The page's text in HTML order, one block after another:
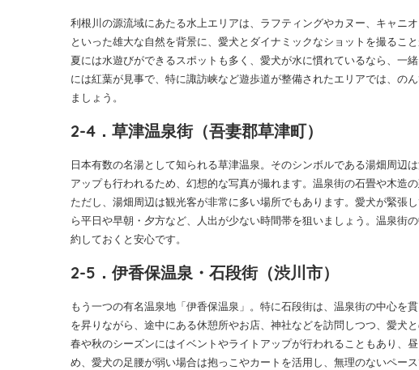
利根川の源流域にあたる水上エリアは、ラフティングやカヌー、キャニ
といった雄大な自然を背景に、愛犬とダイナミックなショットを撮ること
夏には水遊びができるスポットも多く、愛犬が水に慣れているなら、一
には紅葉が見事で、特に諏訪峡など遊歩道が整備されたエリアでは、の
ましょう。
2-4．草津温泉街（吾妻郡草津町）
日本有数の名湯として知られる草津温泉。そのシンボルである湯畑周辺
アップも行われるため、幻想的な写真が撮れます。温泉街の石畳や木造
ただし、湯畑周辺は観光客が非常に多い場所でもあります。愛犬が緊張
ら平日や早朝・夕方など、人出が少ない時間帯を狙いましょう。温泉街
約しておくと安心です。
2-5．伊香保温泉・石段街（渋川市）
もう一つの有名温泉地「伊香保温泉」。特に石段街は、温泉街の中心を
を昇りながら、途中にある休憩所やお店、神社などを訪問しつつ、愛犬
春や秋のシーズンにはイベントやライトアップが行われることもあり、
め、愛犬の足腰が弱い場合は抱っこやカートを活用し、無理のないペース